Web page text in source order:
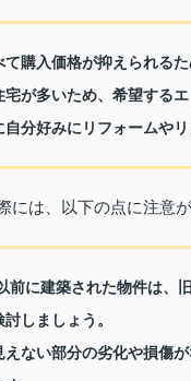
購入価格が抑えられる
宅が多いため、希望する
自分好みにリフォームや
は、以下の点に注意が
前に建築された物件は、
しましょう。
えない部分の劣化や損傷